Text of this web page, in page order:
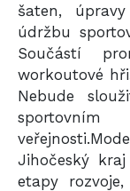
šaten,
údržbu
Součástí
workoutové
Nebude
Jihočeský
etapy